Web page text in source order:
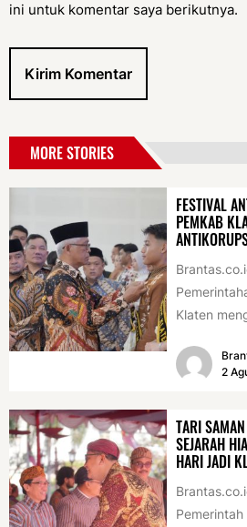
ini untuk komentar saya berikutnya.
MORE STORIES
FESTIVAL
PEMKAB
Klaten
pelajar dan
tersebut
2
TARI
SEJARAH
HARI JADI